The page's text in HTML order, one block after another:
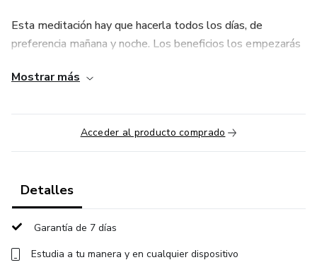
Esta meditación hay que hacerla todos los días, de
preferencia mañana y noche. Los beneficios los empezarás
meditación, se empezarán a extender a tu día a día.
Al lo largo de la meditación voy haciendo descargas
energéticas, que son nuevas posibilidades neuronales para
tu subconsciente.
Los programas que más que duplican tus probabilidades de
quedar embarazada incluyen que tu cuerpo esté en estado
de calma.
Mostrar más
Acceder al producto comprado
Detalles
Garantía de 7 días
Estudia a tu manera y en cualquier dispositivo